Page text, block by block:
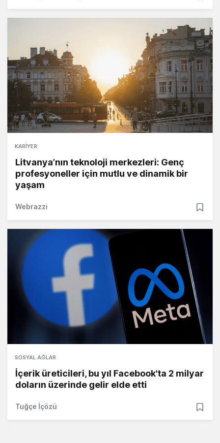
KARIYER
Litvanya’nın teknoloji merkezleri: Genç
profesyoneller için mutlu ve dinamik bir
yaşam
Webrazzi
SOSYAL AĞLAR
İçerik üreticileri, bu yıl Facebook'ta 2 milyar
doların üzerinde gelir elde etti
Tuğçe İçözü